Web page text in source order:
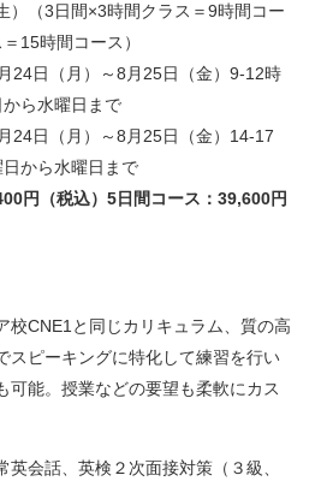
）（3日間×3時間クラス＝9時間コー
15時間コース）
24日（月）～8月25日（金）9-12時
ら水曜日まで
24日（月）～8月25日（金）14-17
から水曜日まで
円（税込）5日間コース：39,600円
校CNE1と同じカリキュラム、質の高
スピーキングに特化して練習を行い
可能。授業などの要望も柔軟にカス
会話、英検２次面接対策（３級、